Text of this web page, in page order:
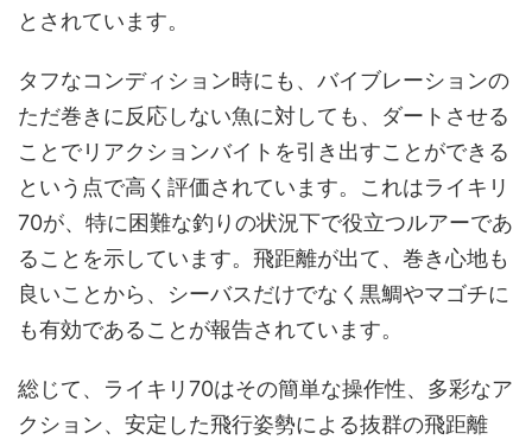
とされています。
タフなコンディション時にも、バイブレーションの
ただ巻きに反応しない魚に対しても、ダートさせる
ことでリアクションバイトを引き出すことができる
という点で高く評価されています。これはライキリ
70が、特に困難な釣りの状況下で役立つルアーであ
ることを示しています。飛距離が出て、巻き心地も
良いことから、シーバスだけでなく黒鯛やマゴチに
も有効であることが報告されています。
総じて、ライキリ70はその簡単な操作性、多彩なア
クション、安定した飛行姿勢による抜群の飛距離